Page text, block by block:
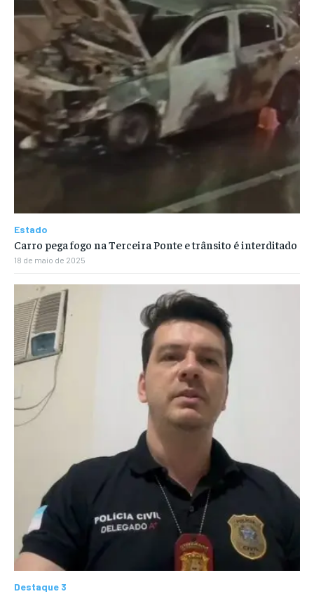
Estado
Carro pega fogo na Terceira Ponte e trânsito é interditado
18 de maio de 2025
Destaque 3